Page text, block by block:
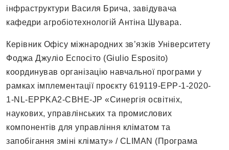
інфраструктури Василя Брича, завідувача
кафедри агробіотехнологій Антіна Шувара.
Керівник Офісу міжнародних зв’язків Університету
Фоджа Джуліо Еспосіто (Giulio Esposito)
координував організацію навчальної програми у
рамках імплементації проєкту 619119-EPP-1-2020-
1-NL-EPPKA2-CBHE-JP «Синергія освітніх,
наукових, управлінських та промислових
компонентів для управління кліматом та
запобігання зміні клімату» / CLIMAN (Програма